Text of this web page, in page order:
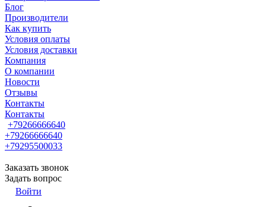
Блог
Производители
Как купить
Условия оплаты
Условия доставки
Компания
О компании
Новости
Отзывы
Контакты
Контакты
+79266666640
+79266666640
+79295500033
Заказать звонок
Задать вопрос
Войти